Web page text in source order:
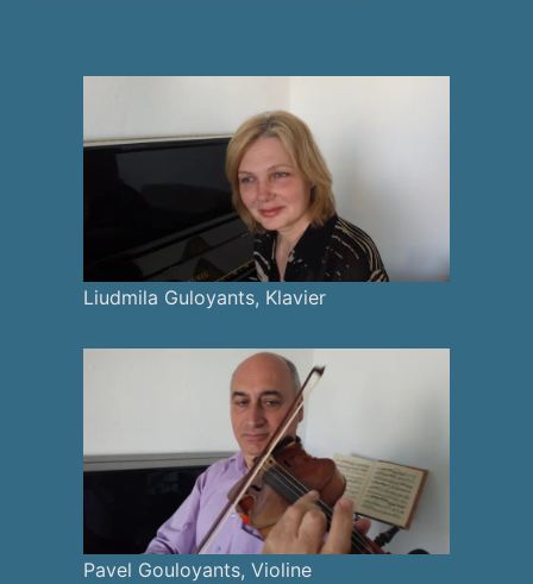
Liudmila Guloyants, Klavier
Pavel Gouloyants, Violine